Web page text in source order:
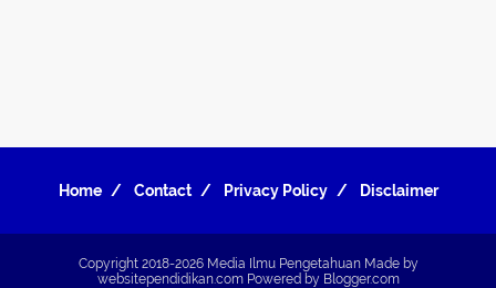
Home Contact Privacy Policy Disclaimer
Copyright 2018-2026 Media Ilmu Pengetahuan Made by
websitependidikan.comPowered by Blogger.com